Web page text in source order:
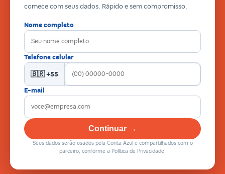
comece com seus dados. Rápido e sem compromisso.
Nome completo
Telefone celular
🇧🇷 +55
E-mail
Continuar →
Seus dados serão usados pela Conta Azul e compartilhados com o
parceiro, conforme a Política de Privacidade.